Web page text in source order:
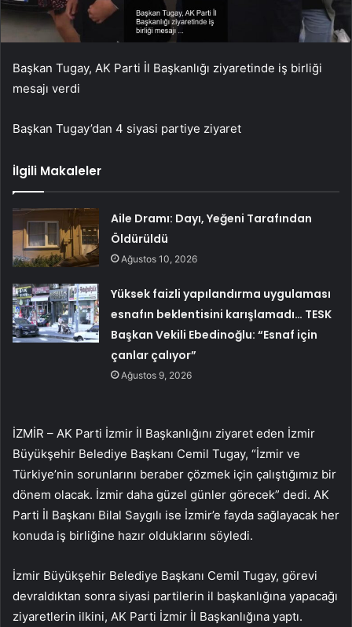
Başkan Tugay, AK Parti İl Başkanlığı ziyaretinde iş birliği
mesajı verdi
Başkan Tugay’dan 4 siyasi partiye ziyaret
İlgili Makaleler
Aile Dramı: Dayı, Yeğeni Tarafından
Öldürüldü
Ağustos 10, 2026
Yüksek faizli yapılandırma uygulaması
esnafın beklentisini karışlamadı… TESK
Başkan Vekili Ebedinoğlu: “Esnaf için
çanlar çalıyor”
Ağustos 9, 2026
İZMİR – AK Parti İzmir İl Başkanlığını ziyaret eden İzmir
Büyükşehir Belediye Başkanı Cemil Tugay, “İzmir ve
Türkiye’nin sorunlarını beraber çözmek için çalıştığımız bir
dönem olacak. İzmir daha güzel günler görecek” dedi. AK
Parti İl Başkanı Bilal Saygılı ise İzmir’e fayda sağlayacak her
konuda iş birliğine hazır olduklarını söyledi.
İzmir Büyükşehir Belediye Başkanı Cemil Tugay, görevi
devraldıktan sonra siyasi partilerin il başkanlığına yapacağı
ziyaretlerin ilkini, AK Parti İzmir İl Başkanlığına yaptı.